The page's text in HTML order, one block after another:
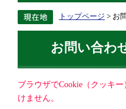
トップページ > お
お問い合わ
ブラウザでCookie（クッキ
けません。